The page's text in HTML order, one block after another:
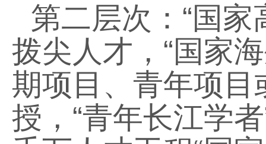
第二层次：“国
拨尖人才， “国家
期项目、青年项
授， “青年长江学者